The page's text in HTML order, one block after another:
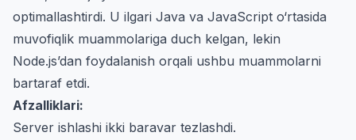
optimallashtirdi. U ilgari Java va JavaScript o‘rtasida
muvofiqlik muammolariga duch kelgan, lekin
Node.js’dan foydalanish orqali ushbu muammolarni
bartaraf etdi.
Afzalliklari:
Server ishlashi ikki baravar tezlashdi.